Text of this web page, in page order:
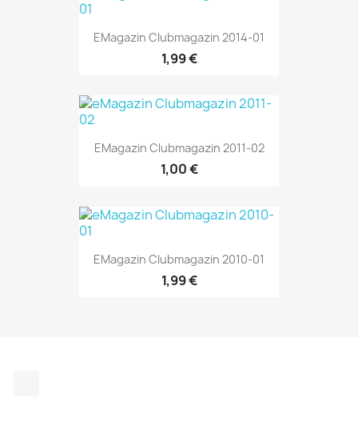
EMagazin Clubmagazin 2014-01
1,99 €
EMagazin Clubmagazin 2011-02
1,00 €
EMagazin Clubmagazin 2010-01
1,99 €